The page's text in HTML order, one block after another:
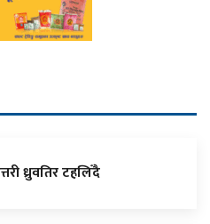
ध्रुवतिर टहलिँदै